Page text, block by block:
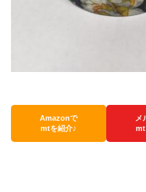
Amazonで
mtを紹介♪
メ
mt